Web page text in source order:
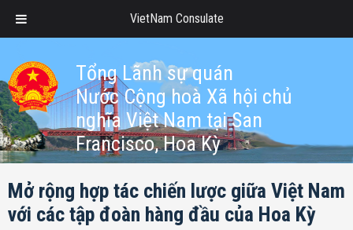
Tổng Lãnh sự quán
Nước Cộng hoà Xã hội chủ
nghĩa Việt Nam tại San
Francisco, Hoa Kỳ
Mở rộng hợp tác chiến lược giữa Việt Nam
với các tập đoàn hàng đầu của Hoa Kỳ
VietNam Consulate